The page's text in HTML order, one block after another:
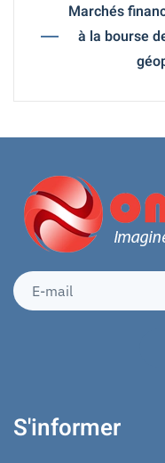
Marchés
à la bourse
S'informer